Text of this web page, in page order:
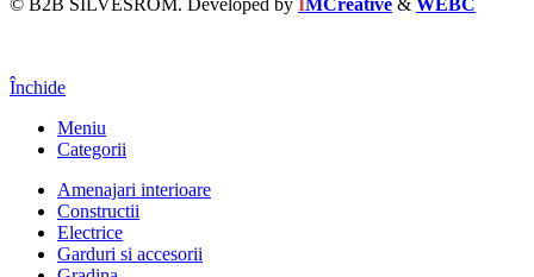
© B2B SILVESROM. Developed by IMCreative & WEBC
Închide
Meniu
Categorii
Amenajari interioare
Constructii
Electrice
Garduri si accesorii